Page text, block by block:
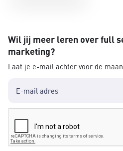
Wil jij meer leren over full
marketing?
Laat je e-mail achter voor de